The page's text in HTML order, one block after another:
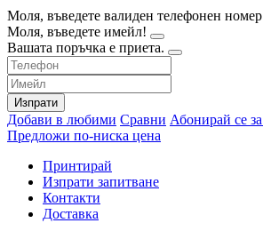
Моля, въведете валиден телефонен
Моля, въведете имейл!
Вашата поръчка е приета.
Изпрати
Добави в любими Сравни Абонирай се
Предложи по-ниска цена
Принтирай
Изпрати запитване
Контакти
Доставка